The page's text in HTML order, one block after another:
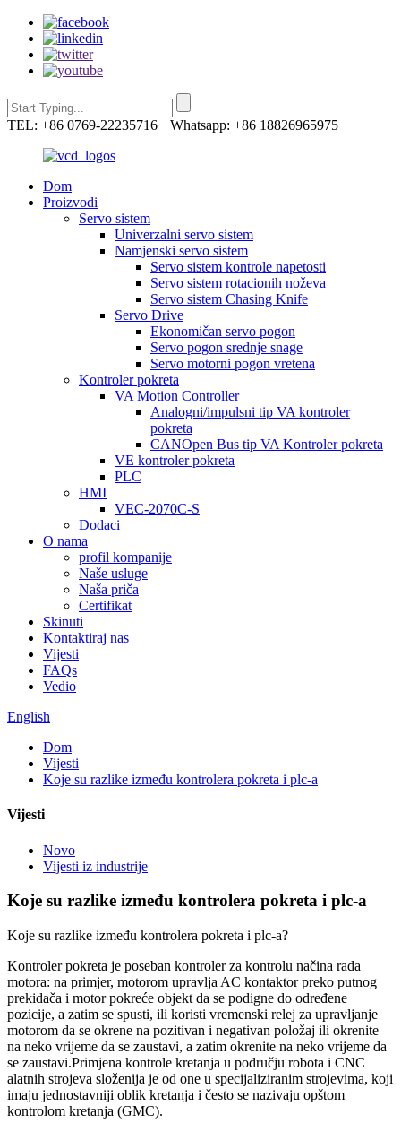
TEL: +86 0769-22235716 Whatsapp: +86 18826965975
Dom
Proizvodi
Servo sistem
Univerzalni servo sistem
Namjenski servo sistem
Servo sistem kontrole napetosti
Servo sistem rotacionih noževa
Servo sistem Chasing Knife
Servo Drive
Ekonomičan servo pogon
Servo pogon srednje snage
Servo motorni pogon vretena
Kontroler pokreta
VA Motion Controller
Analogni/impulsni tip VA kontroler
pokreta
CANOpen Bus tip VA Kontroler pokreta
VE kontroler pokreta
PLC
HMI
VEC-2070C-S
Dodaci
O nama
profil kompanije
Naše usluge
Naša priča
Certifikat
Skinuti
Kontaktiraj nas
Vijesti
FAQs
Vedio
English
Dom
Vijesti
Koje su razlike između kontrolera pokreta i plc-a
Vijesti
Novo
Vijesti iz industrije
Koje su razlike između kontrolera pokreta i plc-a
Koje su razlike između kontrolera pokreta i plc-a?
Kontroler pokreta je poseban kontroler za kontrolu načina rada
motora: na primjer, motorom upravlja AC kontaktor preko putnog
prekidača i motor pokreće objekt da se podigne do određene
pozicije, a zatim se spusti, ili koristi vremenski relej za upravljanje
motorom da se okrene na pozitivan i negativan položaj ili okrenite
na neko vrijeme da se zaustavi, a zatim okrenite na neko vrijeme da
se zaustavi.Primjena kontrole kretanja u području robota i CNC
alatnih strojeva složenija je od one u specijaliziranim strojevima, koji
imaju jednostavniji oblik kretanja i često se nazivaju opštom
kontrolom kretanja (GMC).